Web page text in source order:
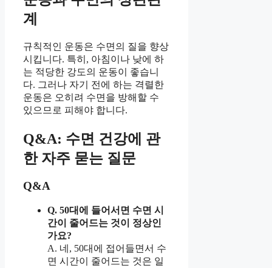
계
규칙적인 운동은 수면의 질을 향상
시킵니다. 특히, 아침이나 낮에 하
는 적당한 강도의 운동이 좋습니
다. 그러나 자기 전에 하는 격렬한
운동은 오히려 수면을 방해할 수
있으므로 피해야 합니다.
Q&A: 수면 건강에 관
한 자주 묻는 질문
Q&A
Q. 50대에 들어서면 수면 시
간이 줄어드는 것이 정상인
가요?
A. 네, 50대에 접어들면서 수
면 시간이 줄어드는 것은 일